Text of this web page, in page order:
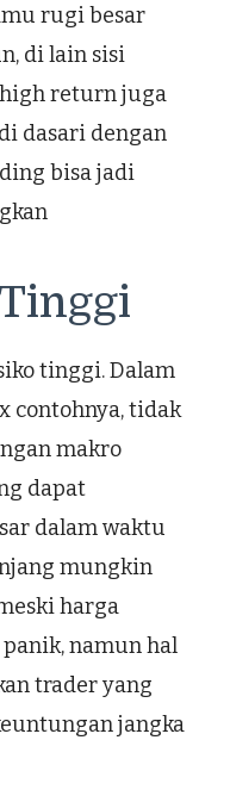
rugi besar
di lain sisi
return juga
dasari dengan
bisa jadi
tinggi. Dalam
contohnya, tidak
makro
dapat
dalam waktu
mungkin
harga
namun hal
trader yang
jangka